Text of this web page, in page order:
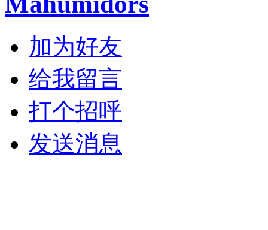
加为好友
给我留言
打个招呼
发送消息